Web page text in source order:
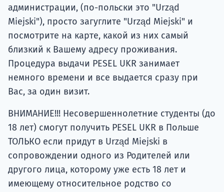
администрации, (по-польски это "Urząd
Miejski"), просто загуглите "Urząd Miejski" и
посмотрите на карте, какой из них самый
близкий к Вашему адресу проживания.
Процедура выдачи PESEL UKR занимает
немного времени и все выдается сразу при
Вас, за один визит.
ВНИМАНИЕ!!! Несовершеннолетние студенты (до
18 лет) смогут получить PESEL UKR в Польше
ТОЛЬКО если придут в Urząd Miejski в
сопровождении одного из Родителей или
другого лица, которому уже есть 18 лет и
имеющему относительное родство со